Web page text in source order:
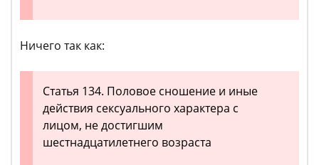
Ничего так как:
Статья 134. Половое сношение и иные
действия сексуального характера с
лицом, не достигшим
шестнадцатилетнего возраста